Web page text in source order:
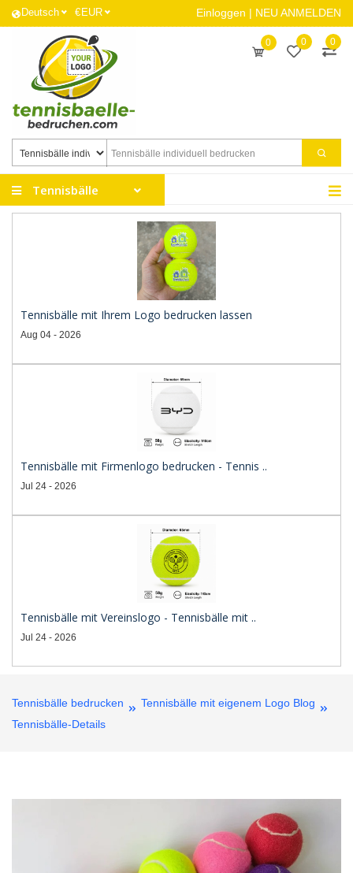
Deutsch € EUR Einloggen | NEU ANMELDEN
0 0 0
Tennisbälle
Tennisbälle mit Ihrem Logo bedrucken lassen
Aug 04 - 2026
Tennisbälle mit Firmenlogo bedrucken - Tennis ..
Jul 24 - 2026
Tennisbälle mit Vereinslogo - Tennisbälle mit ..
Jul 24 - 2026
Tennisbälle bedrucken
Tennisbälle mit eigenem Logo Blog
Tennisbälle-Details